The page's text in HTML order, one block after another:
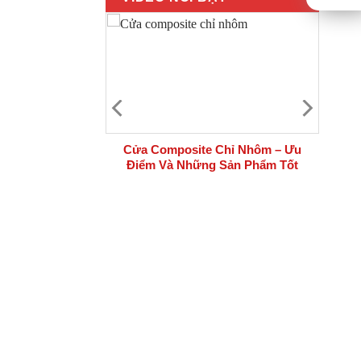
Cửa Composite Chỉ Nhôm – Ưu
Điểm Và Những Sản Phẩm Tốt